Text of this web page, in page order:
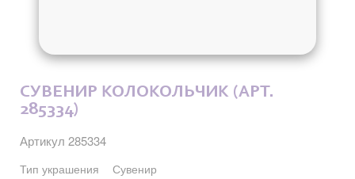
СУВЕНИР КОЛОКОЛЬЧИК (АРТ.
285334)
Артикул 285334
Тип украшения
Сувенир